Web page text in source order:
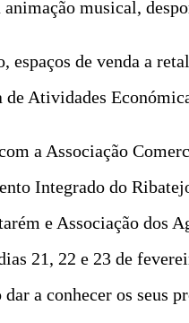
musical,
de venda a
Atividades
a Associação
Integrado do
e Associação dos
21, 22 e 23 de
a conhecer os seus